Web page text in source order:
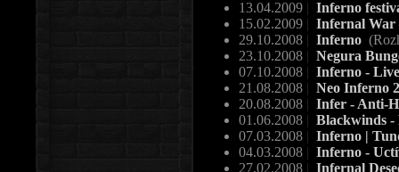
13.04.2009 | Inferno
15.02.2009 | Infernal
29.10.2008 | Inferno
23.10.2008 | Negura
07.10.2008 | Inferno -
21.08.2008 | Neo Inferno
20.08.2008 | Infer - Anti-
01.06.2008 | Blackwinds
07.03.2008 | Inferno |
04.03.2008 | Inferno -
27.02.2008 | Infernal